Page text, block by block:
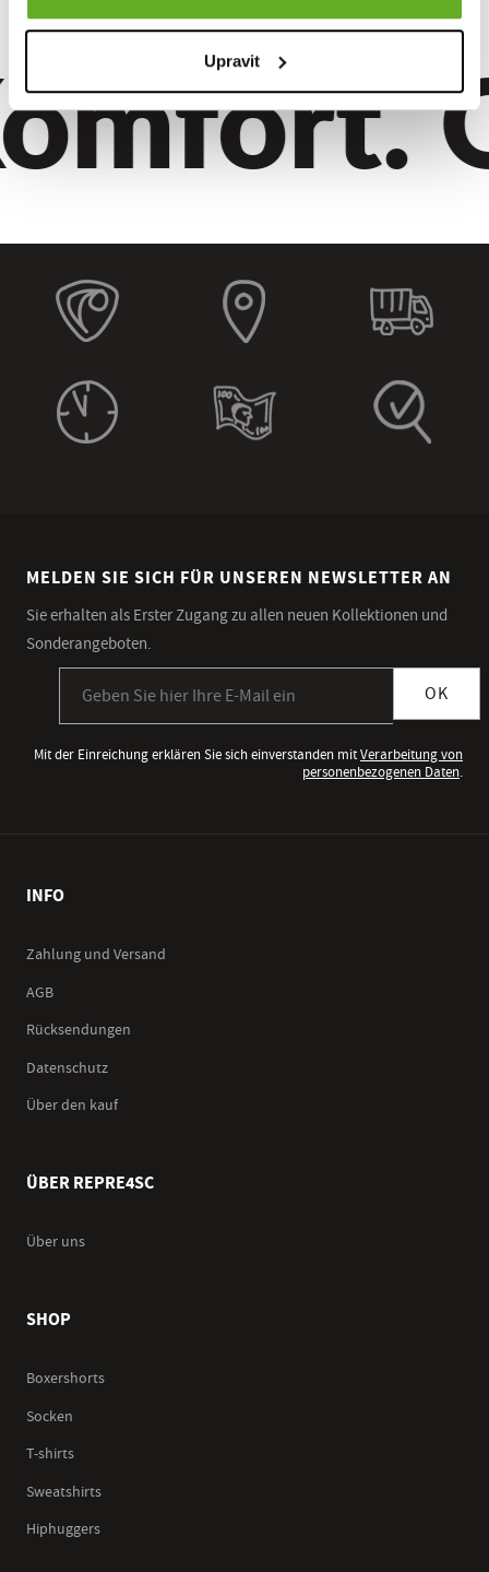
Upravit
MELDEN SIE SICH FÜR UNSEREN NEWSLETTER AN
Sie erhalten als Erster Zugang zu allen neuen Kollektionen und
Sonderangeboten.
OK
Mit der Einreichung erklären Sie sich einverstanden mitVerarbeitung von
personenbezogenen Daten.
INFO
Zahlung und Versand
AGB
Rücksendungen
Datenschutz
Über den kauf
ÜBER REPRE4SC
Über uns
SHOP
Boxershorts
Socken
T-shirts
Sweatshirts
Hiphuggers